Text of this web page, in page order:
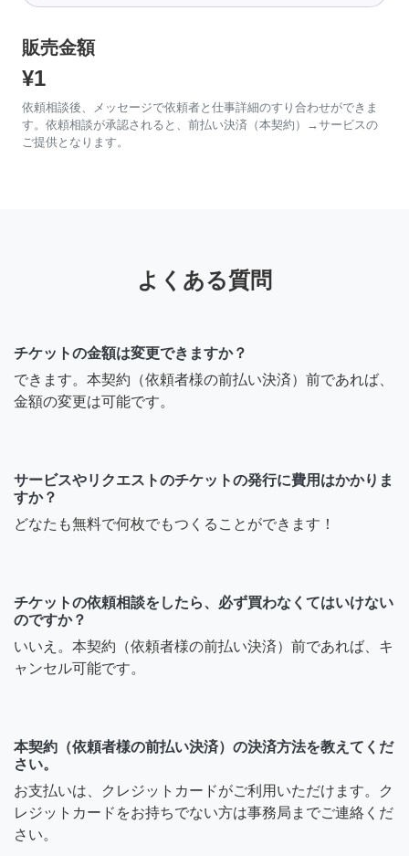
販売金額
¥1
依頼相談後、メッセージで依頼者と仕事詳細のすり合わせができま
す。依頼相談が承認されると、前払い決済（本契約）→サービスの
ご提供となります。
よくある質問
チケットの金額は変更できますか？
できます。本契約（依頼者様の前払い決済）前であれば、
金額の変更は可能です。
サービスやリクエストのチケットの発行に費用はかかりま
すか？
どなたも無料で何枚でもつくることができます！
チケットの依頼相談をしたら、必ず買わなくてはいけない
のですか？
いいえ。本契約（依頼者様の前払い決済）前であれば、キ
ャンセル可能です。
本契約（依頼者様の前払い決済）の決済方法を教えてくだ
さい。
お支払いは、クレジットカードがご利用いただけます。ク
レジットカードをお持ちでない方は事務局までご連絡くだ
さい。